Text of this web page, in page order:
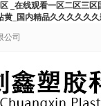
_在线观看一区二区三
黄_国内精品久久久久久
公司